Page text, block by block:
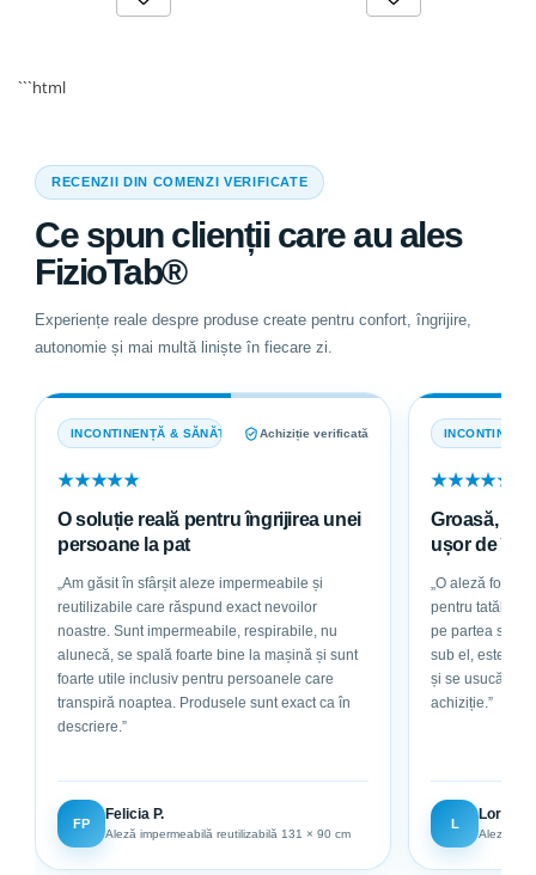
Absorbant si Impermeabil
Manere robuste pentru manevrarea usoara a bolnavului.
Refolosibila;
```html
RECENZII DIN COMENZI VERIFICATE
Ce spun clienții care au ales
FizioTab®
Experiențe reale despre produse create pentru confort, îngrijire,
autonomie și mai multă liniște în fiecare zi.
INCONTINENȚĂ & SĂNĂTATE Achiziție verificată
★★★★★
O soluție reală pentru îngrijirea unei
persoane la pat
„Am găsit în sfârșit aleze impermeabile și
reutilizabile care răspund exact nevoilor
noastre. Sunt impermeabile, respirabile, nu
alunecă, se spală foarte bine la mașină și sunt
foarte utile inclusiv pentru persoanele care
transpiră noaptea. Produsele sunt exact ca în
descriere.”
FP
Felicia P.
Aleză impermeabilă reutilizabilă 131 × 90 cm
★★★★★
Groasă,
ușor de
„O aleză
pentru tatăl meu, care este la pat. Are
pe partea
sub el, este
și se usucă ușor. Sunt foarte mulțumită de
achiziție.”
L
Aleză